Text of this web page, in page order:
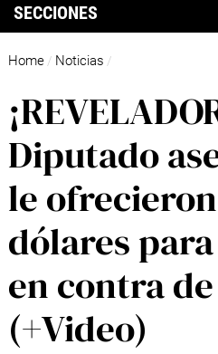
SECCIONES
Home / Noticias /
Diputado
le
dólares
en contra
(+Video)